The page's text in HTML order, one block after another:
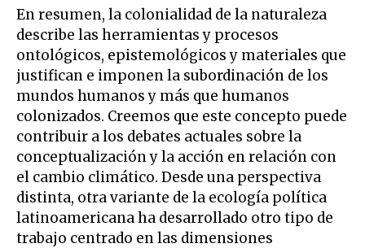
En resumen, la colonialidad de la naturaleza
describe las herramientas y procesos
ontológicos, epistemológicos y materiales que
justifican e imponen la subordinación de los
mundos humanos y más que humanos
colonizados. Creemos que este concepto puede
contribuir a los debates actuales sobre la
conceptualización y la acción en relación con
el cambio climático. Desde una perspectiva
distinta, otra variante de la ecología política
latinoamericana ha desarrollado otro tipo de
trabajo centrado en las dimensiones